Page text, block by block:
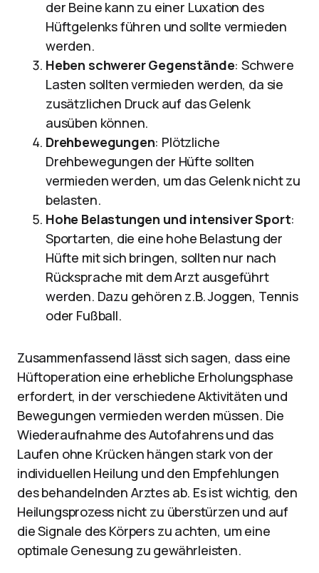
der Beine kann zu einer Luxation des
Hüftgelenks führen und sollte vermieden
werden.
Heben schwerer Gegenstände: Schwere
Lasten sollten vermieden werden, da sie
zusätzlichen Druck auf das Gelenk
ausüben können.
Drehbewegungen: Plötzliche
Drehbewegungen der Hüfte sollten
vermieden werden, um das Gelenk nicht zu
belasten.
Hohe Belastungen und intensiver Sport:
Sportarten, die eine hohe Belastung der
Hüfte mit sich bringen, sollten nur nach
Rücksprache mit dem Arzt ausgeführt
werden. Dazu gehören z.B. Joggen, Tennis
oder Fußball.
Zusammenfassend lässt sich sagen, dass eine
Hüftoperation eine erhebliche Erholungsphase
erfordert, in der verschiedene Aktivitäten und
Bewegungen vermieden werden müssen. Die
Wiederaufnahme des Autofahrens und das
Laufen ohne Krücken hängen stark von der
individuellen Heilung und den Empfehlungen
des behandelnden Arztes ab. Es ist wichtig, den
Heilungsprozess nicht zu überstürzen und auf
die Signale des Körpers zu achten, um eine
optimale Genesung zu gewährleisten.